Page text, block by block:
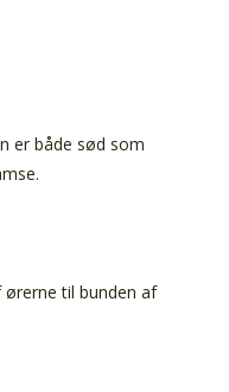
er både sød som
ørerne til bunden af